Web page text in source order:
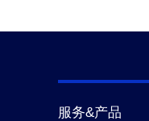
服务&产品